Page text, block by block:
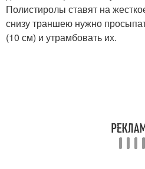
Полистиролы ставят на
снизу траншею нужно
(10 см) и утрамбовать их.